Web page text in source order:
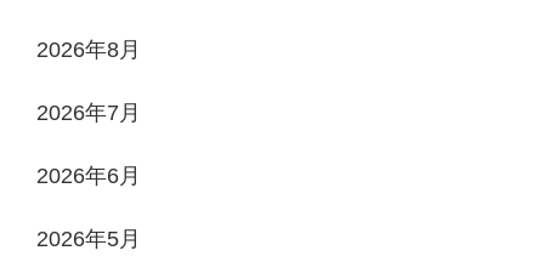
2026年8月
2026年7月
2026年6月
2026年5月